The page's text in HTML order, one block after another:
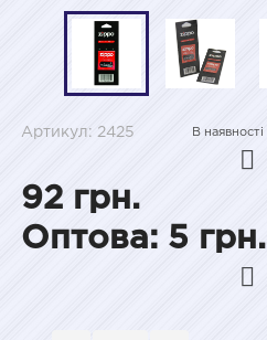
Артикул: 2425 В наявності
92 грн.
Оптова: 5 грн.